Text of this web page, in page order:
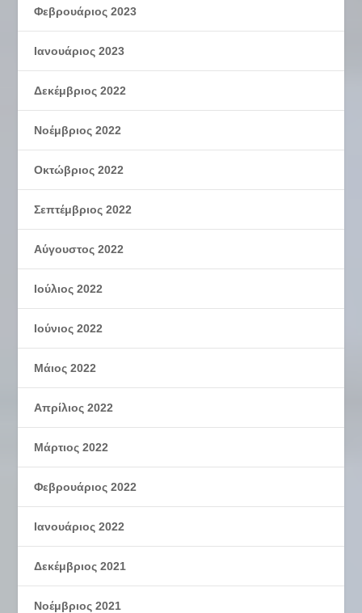
Φεβρουάριος 2023
Ιανουάριος 2023
Δεκέμβριος 2022
Νοέμβριος 2022
Οκτώβριος 2022
Σεπτέμβριος 2022
Αύγουστος 2022
Ιούλιος 2022
Ιούνιος 2022
Μάιος 2022
Απρίλιος 2022
Μάρτιος 2022
Φεβρουάριος 2022
Ιανουάριος 2022
Δεκέμβριος 2021
Νοέμβριος 2021